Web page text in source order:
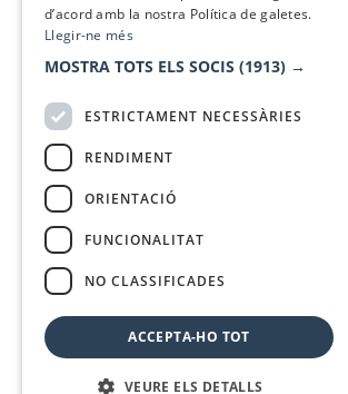
d’acord amb la nostra Política de galetes.
Llegir-ne més
MOSTRA TOTS ELS SOCIS (1913) →
ESTRICTAMENT NECESSÀRIES
RENDIMENT
ORIENTACIÓ
FUNCIONALITAT
NO CLASSIFICADES
ACCEPTA-HO TOT
VEURE ELS DETALLS